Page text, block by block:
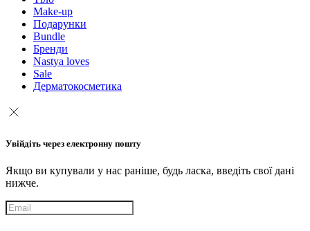
Make-up
Подарунки
Bundle
Бренди
Nastya loves
Sale
Дерматокосметика
Увійдіть через електронну пошту
Якщо ви купували у нас раніше, будь ласка, введіть свої дані
нижче.